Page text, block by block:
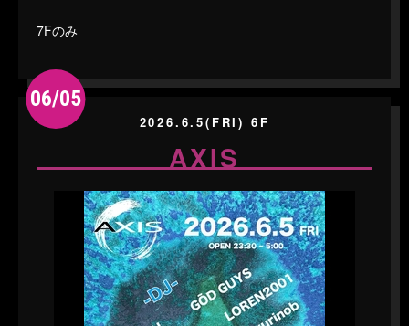
7Fのみ
06/05
2026.6.5(FRI) 6F
AXIS